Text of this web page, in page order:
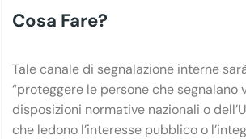
Cosa Fare?
Tale canale di segnalazione interne
“proteggere le persone che segnalano
disposizioni normative nazionali o
che ledono l’interesse pubblico o